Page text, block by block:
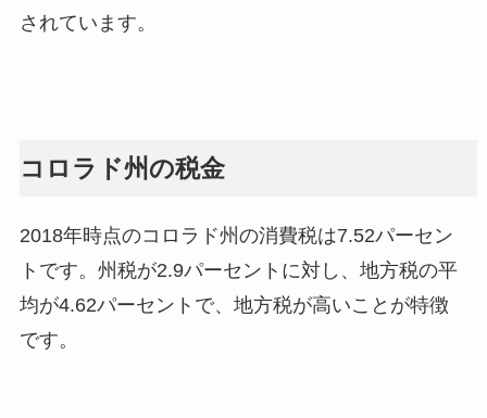
されています。
コロラド州の税金
2018年時点のコロラド州の消費税は7.52パーセン
トです。州税が2.9パーセントに対し、地方税の平
均が4.62パーセントで、地方税が高いことが特徴
です。